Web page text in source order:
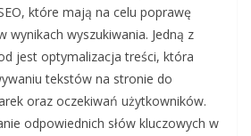
które mają na celu poprawę
wynikach wyszukiwania. Jedną z
jest optymalizacja treści, która
tekstów na stronie do
oraz oczekiwań użytkowników.
odpowiednich słów kluczowych w